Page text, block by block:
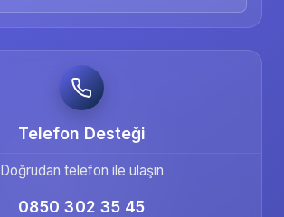
Telefon Desteği
Doğrudan telefon ile ulaşın
0850 302 35 45